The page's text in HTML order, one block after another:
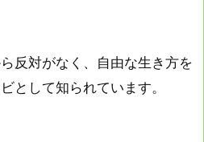
反対がなく、自由な生き方を
として知られています。